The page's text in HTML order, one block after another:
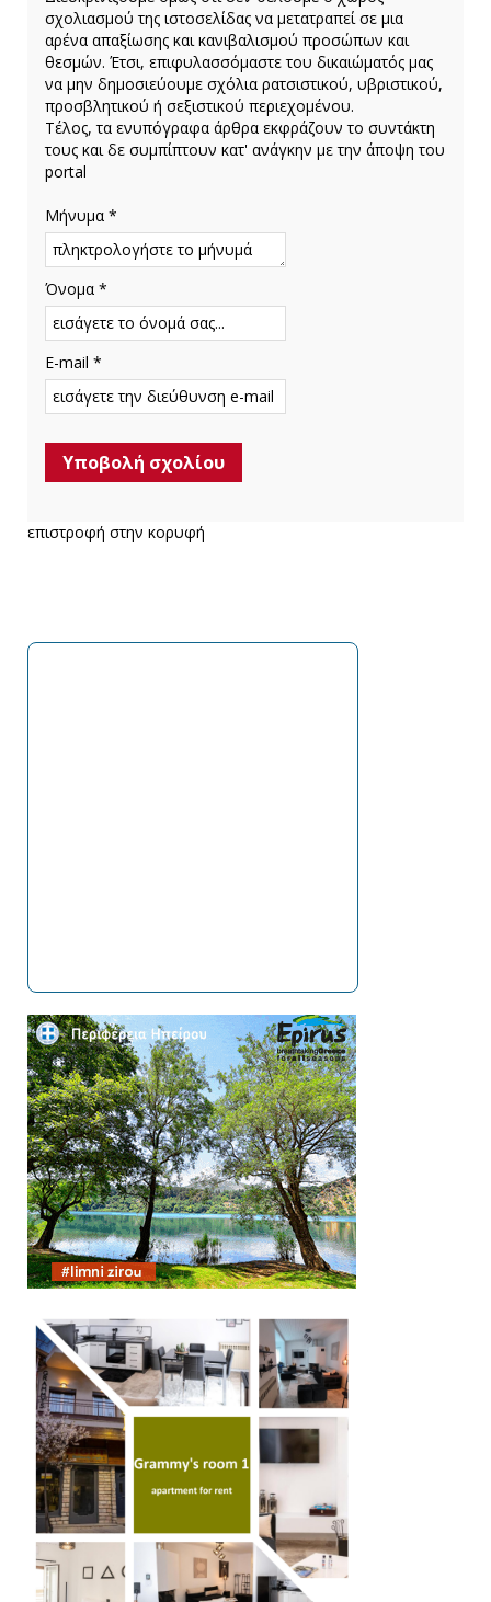
σχολιασμού της ιστοσελίδας να μετατραπεί σε μια
αρένα απαξίωσης και κανιβαλισμού προσώπων και
θεσμών. Έτσι, επιφυλασσόμαστε του δικαιώματός μας
να μην δημοσιεύουμε σχόλια ρατσιστικού, υβριστικού,
προσβλητικού ή σεξιστικού περιεχομένου.
Τέλος, τα ενυπόγραφα άρθρα εκφράζουν το συντάκτη
τους και δε συμπίπτουν κατ' ανάγκην με την άποψη του
portal
Μήνυμα *
Όνομα *
E-mail *
επιστροφή στην κορυφή